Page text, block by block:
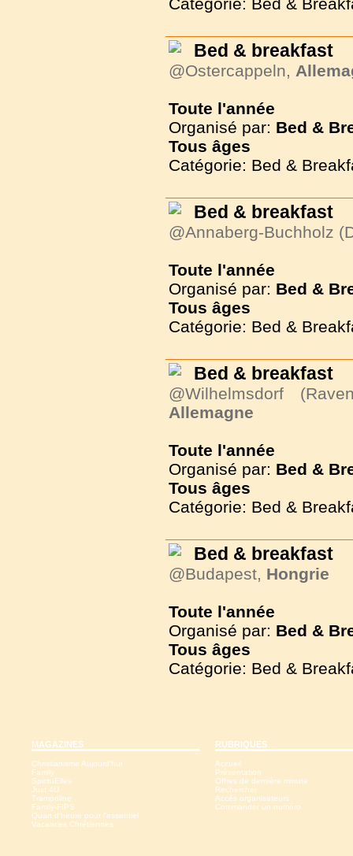
Bed & breakfast
@Ostercappeln,
Toute l'année
Organisé par: Bed &
Tous âges
Catégorie: Bed &
Bed & breakfast
@Annaberg-Buchholz
Toute l'année
Organisé par: Bed &
Tous âges
Catégorie: Bed &
Bed & breakfast
@Wilhelmsdorf
Allemagne
Toute l'année
Organisé par: Bed &
Tous âges
Catégorie: Bed &
Bed & breakfast
@Budapest, Hongrie
Toute l'année
Organisé par: Bed &
Tous âges
Catégorie: Bed &
MAGAZINES
Christianisme Aujourd'hui
Family
SpirituElles
Just 4U
Trampoline
Family-FIPS
Quart d'heure pour l'essentiel
Vacances Chrétiennes
RUBRIQUES
Accueil
Présentation
Offres de dernière minute
Rechercher
Accès organisateurs
Commander un numéro